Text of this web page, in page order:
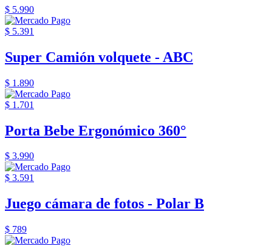
$ 5.990
$ 5.391
Super Camión volquete - ABC
$ 1.890
$ 1.701
Porta Bebe Ergonómico 360°
$ 3.990
$ 3.591
Juego cámara de fotos - Polar B
$ 789